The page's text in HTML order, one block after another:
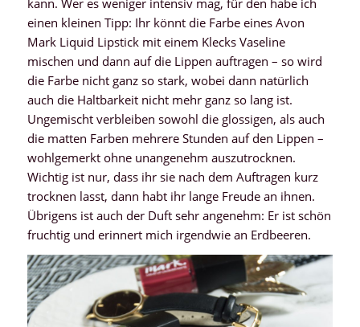
kann. Wer es weniger intensiv mag, für den habe ich
einen kleinen Tipp: Ihr könnt die Farbe eines Avon
Mark Liquid Lipstick mit einem Klecks Vaseline
mischen und dann auf die Lippen auftragen – so wird
die Farbe nicht ganz so stark, wobei dann natürlich
auch die Haltbarkeit nicht mehr ganz so lang ist.
Ungemischt verbleiben sowohl die glossigen, als auch
die matten Farben mehrere Stunden auf den Lippen –
wohlgemerkt ohne unangenehm auszutrocknen.
Wichtig ist nur, dass ihr sie nach dem Auftragen kurz
trocknen lasst, dann habt ihr lange Freude an ihnen.
Übrigens ist auch der Duft sehr angenehm: Er ist schön
fruchtig und erinnert mich irgendwie an Erdbeeren.